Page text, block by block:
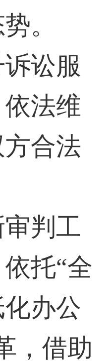
。
讼服
法维
合法
判工
托“全
办公
，借助